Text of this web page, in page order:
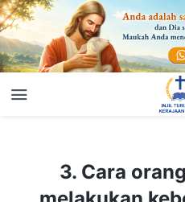
3. Cara